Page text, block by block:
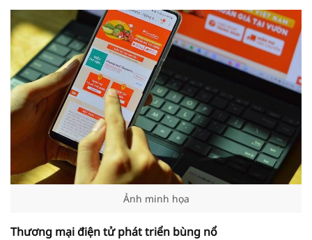
Ảnh minh họa
Thương mại điện tử phát triển bùng nổ